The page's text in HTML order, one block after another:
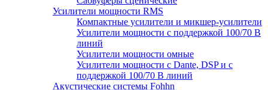
Усилители мощности RMS
Компактные усилители и микшер-усилители
Усилители мощности с поддержкой 100/70 В
линий
Усилители мощности омные
Усилители мощности с Dante, DSP и с
поддержкой 100/70 В линий
Акустические системы Fohhn